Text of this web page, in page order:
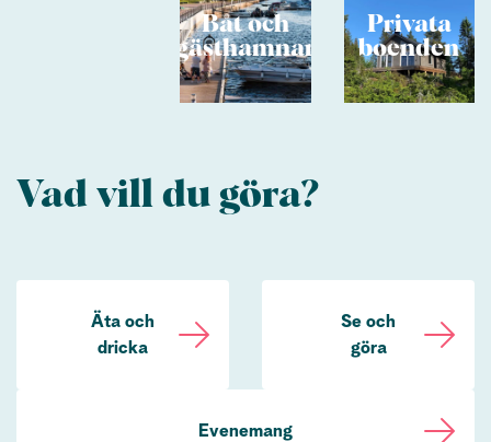
Båt och
gästhamnar
Privata
boenden
Vad vill du göra?
Äta och
dricka
Se och
göra
Evenemang